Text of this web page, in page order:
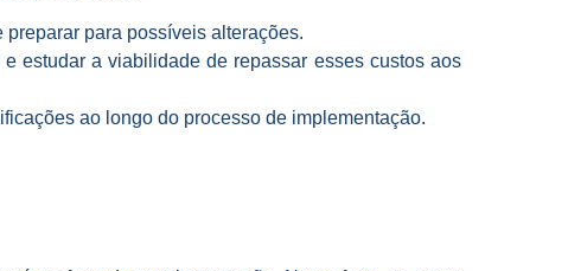
para possíveis alterações.
estudar a viabilidade de repassar esses custos aos
ao longo do processo de implementação.